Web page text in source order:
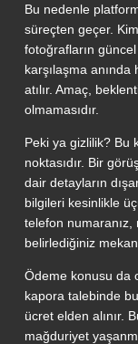
Bu nedenle
süreçten geçer.
fotoğrafların
karşılaşma
atılır. Amaç,
olmamasıdır.
Peki ya gizlilik? Bu
noktasıdır. Bir
dair detayların
bilgileri kesinlikle
telefon
belirlediğiniz
Ödeme konusu da
kapora talebinde
ücret elden alınır.
mağduriyet